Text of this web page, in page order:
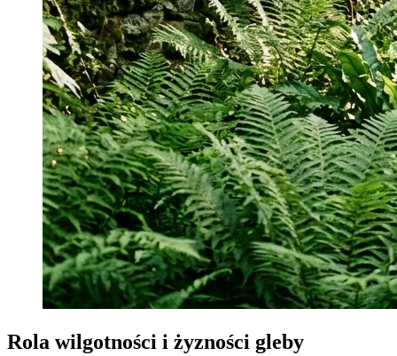
Rola wilgotności i żyzności gleby